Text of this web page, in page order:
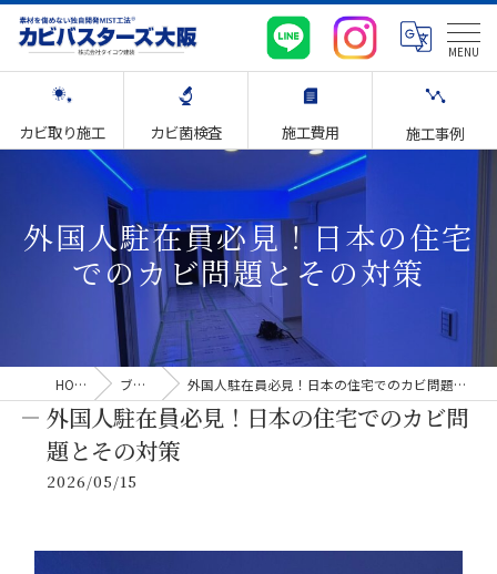
カビ取り施工 カビ菌検査 施工費用 施工事例
外国人駐在員必見！日本の住宅
でのカビ問題とその対策
HOME ブログ 外国人駐在員必見！日本の住宅でのカビ問題とその対策
外国人駐在員必見！日本の住宅でのカビ問
題とその対策
2026/05/15